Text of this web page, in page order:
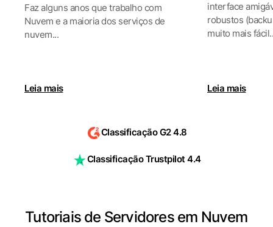
Faz alguns anos que trabalho com
Nuvem e a maioria dos serviços de
nuvem...
Leia mais
interface
robustos
muito mais
Leia mais
Classificação G2 4.8
Classificação Trustpilot 4.4
Tutoriais de Servidores em Nuvem